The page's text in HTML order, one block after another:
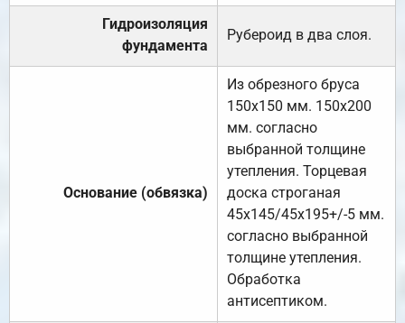
Гидроизоляция
фундамента
Рубероид в два слоя.
Основание (обвязка)
Из обрезного бруса
150х150 мм. 150х200
мм. согласно
выбранной толщине
утепления. Торцевая
доска строганая
45х145/45х195+/-5 мм.
согласно выбранной
толщине утепления.
Обработка
антисептиком.